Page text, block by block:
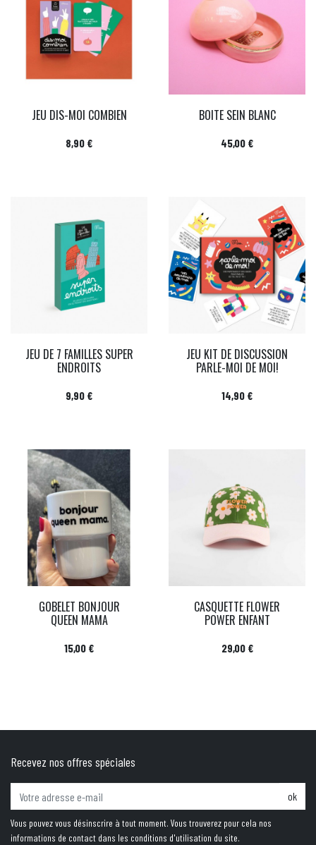
JEU DIS-MOI COMBIEN
Prix
8,90 €
BOITE SEIN BLANC
Prix
45,00 €
JEU DE 7 FAMILLES SUPER
ENDROITS
Prix
9,90 €
JEU KIT DE DISCUSSION
PARLE-MOI DE MOI!
Prix
14,90 €
GOBELET BONJOUR
QUEEN MAMA
Prix
15,00 €
CASQUETTE FLOWER
POWER ENFANT
Prix
29,00 €
Recevez nos offres spéciales
ok
Vous pouvez vous désinscrire à tout moment. Vous trouverez pour cela nos
informations de contact dans les conditions d'utilisation du site.